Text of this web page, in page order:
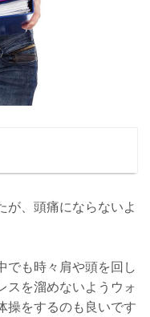
が、頭痛にならないよ
でも時々肩や頭を回し
スを溜めないようウォ
操をするのも良いです